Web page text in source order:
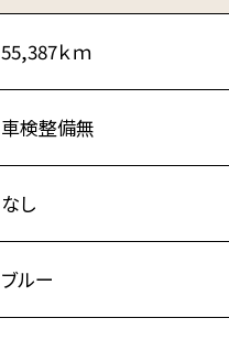
55,387ｋｍ
車検整備無
なし
ブルー